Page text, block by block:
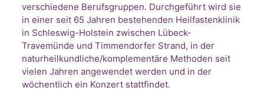
verschiedene Berufsgruppen. Durchgeführt wird sie
in einer seit 65 Jahren bestehenden Heilfastenklinik
in Schleswig-Holstein zwischen Lübeck-
Travemünde und Timmendorfer Strand, in der
naturheilkundliche/komplementäre Methoden seit
vielen Jahren angewendet werden und in der
wöchentlich ein Konzert stattfindet.